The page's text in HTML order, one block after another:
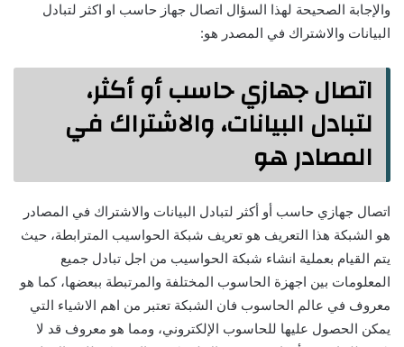
والإجابة الصحيحة لهذا السؤال اتصال جهاز حاسب او اكثر لتبادل
البيانات والاشتراك في المصدر هو:
اتصال جهازي حاسب أو أكثر،
لتبادل البيانات، والاشتراك في
المصادر هو
اتصال جهازي حاسب أو أكثر لتبادل البيانات والاشتراك في المصادر
هو الشبكة هذا التعريف هو تعريف شبكة الحواسيب المترابطة، حيث
يتم القيام بعملية انشاء شبكة الحواسيب من اجل تبادل جميع
المعلومات بين اجهزة الحاسوب المختلفة والمرتبطة ببعضها، كما هو
معروف في عالم الحاسوب فان الشبكة تعتبر من اهم الاشياء التي
يمكن الحصول عليها للحاسوب الإلكتروني، ومما هو معروف قد لا